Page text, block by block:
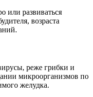
или развиваться
возраста
реже грибки и
микроорганизмов по
желудка.